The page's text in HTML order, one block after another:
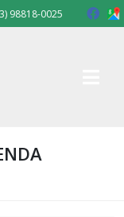
98818-0025